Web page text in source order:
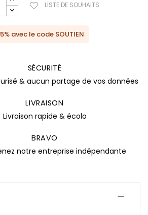
LISTE DE SOUHAITS
avec le code SOUTIEN
SÉCURITÉ
& aucun partage de vos données
LIVRAISON
Livraison rapide & écolo
BRAVO
notre entreprise indépendante